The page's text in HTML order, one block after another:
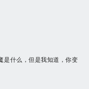
什么，但是我知道，你变